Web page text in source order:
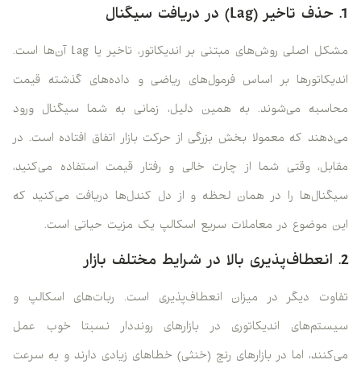
1. حذف تاخیر (Lag) در دریافت سیگنال
مشکل اصلی روش‌های مبتنی بر اندیکاتور، تاخیر یا Lag آن‌ها است.
اندیکاتورها بر اساس فرمول‌های ریاضی و داده‌های گذشته قیمت
محاسبه می‌شوند. به همین دلیل، زمانی به شما سیگنال ورود
می‌دهند که معمولا بخش بزرگی از حرکت بازار اتفاق افتاده است. در
مقابل، وقتی شما از چارت خالی و رفتار قیمت استفاده می‌کنید،
سیگنال‌ها را در همان لحظه و از دل کندل‌ها دریافت می‌کنید که
این موضوع در معاملات سریع اسکالپ یک مزیت حیاتی است.
2. انعطاف‌پذیری بالا در شرایط مختلف بازار
تفاوت دیگر در میزان انعطاف‌پذیری است. ربات‌های اسکالپ و
سیستم‌های اندیکاتوری در بازارهای رونددار نسبتا خوب عمل
می‌کنند، اما در بازارهای رنج (خنثی) خطاهای زیادی دارند و به سرعت